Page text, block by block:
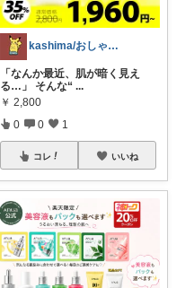
kashima/おしゃれ清潔感指南役
「なんか最近、肌が暗く見え
る…」 そんな“ ...
￥ 2,800
0 0 1
コレ いいね